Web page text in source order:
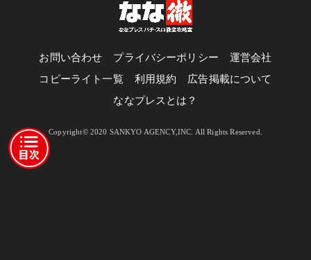
お問い合わせ プライバシーポリシー
運営会社
コピーライト一覧
利用規約
広告掲載について
ななプレスとは？
Copyright© 2020 SANKYO AGENCY,INC. All Rights Reserved.